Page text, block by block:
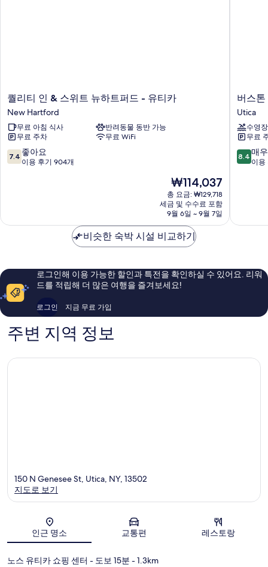
진
모
두
보
기
퀄
리
티
인
&
스
위
드
카
Hartford
퀄리티 인 & 스위트 뉴하트퍼드 - 유티카
New Hartford
무료 아침 식사
반려동물 동반 가능
무료 주차
무료 WiFi
10
점
좋
용
기
904
7.4 좋아요
이용 후기 904개
현
재
요
금
₩114,037
₩114,037
총 요금: ₩129,718
세금 및 수수료 포함
9월 6일 ~ 9월 7일
버
스
톤
인,
애
센
드
Utica
버스
Utica
수영장
무료
10
점
매
요,
이
8.4 매
이용
비슷한 숙박 시설 비교하기
로그인해 이용 가능한 할인과 특전을 확인하실 수 있어요. 리워
드를 적립해 더 많은 여행을 즐겨보세요!
로그인 지금 무료 가입
주변 지역 정보
지도
150 N Genesee St, Utica, NY, 13502
지도로 보기
인근 명소 교통편 레스토랑
노스 유티카 쇼핑 센터 - 도보 15분 - 1.3km